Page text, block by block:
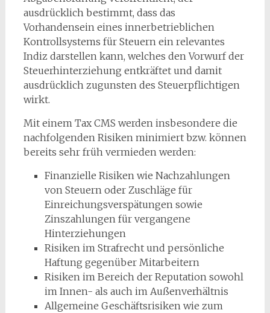
ausdrücklich bestimmt, dass das
Vorhandensein eines innerbetrieblichen
Kontrollsystems für Steuern ein relevantes
Indiz darstellen kann, welches den Vorwurf der
Steuerhinterziehung entkräftet und damit
ausdrücklich zugunsten des Steuerpflichtigen
wirkt.
Mit einem Tax CMS werden insbesondere die
nachfolgenden Risiken minimiert bzw. können
bereits sehr früh vermieden werden:
Finanzielle Risiken wie Nachzahlungen
von Steuern oder Zuschläge für
Einreichungsverspätungen sowie
Zinszahlungen für vergangene
Hinterziehungen
Risiken im Strafrecht und persönliche
Haftung gegenüber Mitarbeitern
Risiken im Bereich der Reputation sowohl
im Innen- als auch im Außenverhältnis
Allgemeine Geschäftsrisiken wie zum